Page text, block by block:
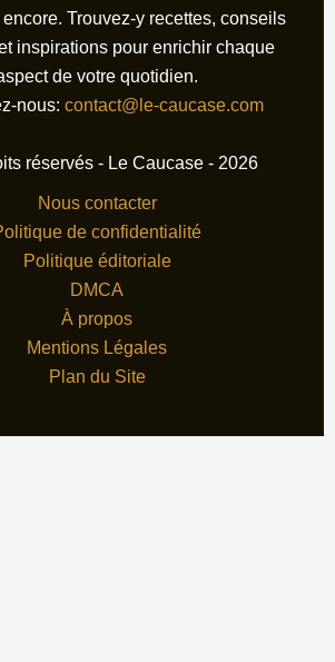
Trouvez-y recettes, conseils
inspirations pour enrichir chaque
de votre quotidien.
nous: contact@le-caucase.com
réservés - Le Caucase - 2026
Nous contacter
de confidentialité
Politique éditoriale
DMCA
À propos
Mentions Légales
Plan du Site